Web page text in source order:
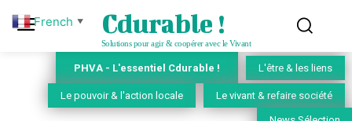
Cdurable !
Solutions pour agir & coopérer avec le Vivant
PHVA - L'essentiel Cdurable ! L'être & les liens
Le pouvoir & l'action locale Le vivant & refaire société
French ▼